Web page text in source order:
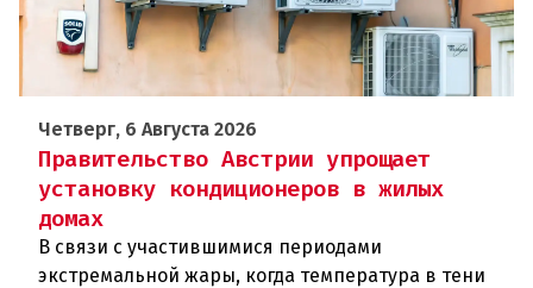
Четверг, 6 Августа 2026
Правительство Австрии упрощает
установку кондиционеров в жилых
домах
В связи с участившимися периодами
экстремальной жары, когда температура в тени